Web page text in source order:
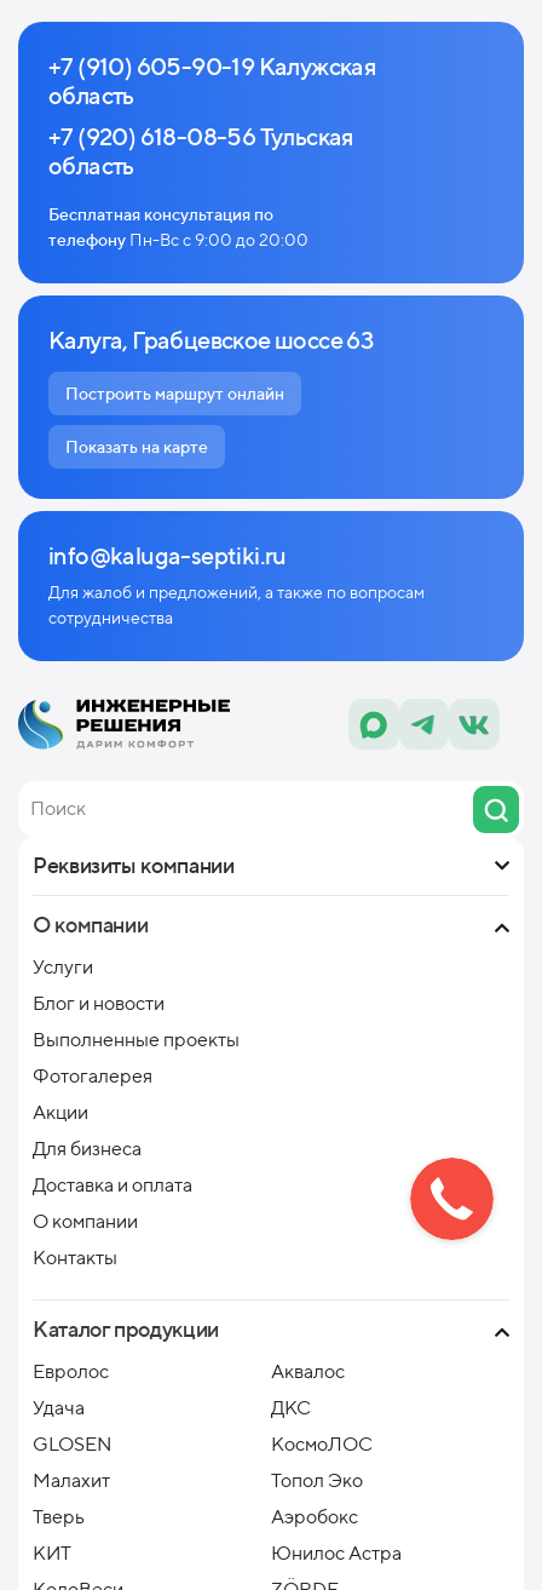
+7 (910) 605-90-19 Калужская
область
+7 (920) 618-08-56 Тульская
область
Бесплатная консультация по
телефону Пн-Вс с 9:00 до 20:00
Калуга, Грабцевское шоссе 63
Построить маршрут онлайн
Показать на карте
info@kaluga-septiki.ru
Для жалоб и предложений, а также по вопросам
сотрудничества
Реквизиты компании
О компании
Услуги
Блог и новости
Выполненные проекты
Фотогалерея
Акции
Для бизнеса
Доставка и оплата
О компании
Контакты
Каталог продукции
Евролос
Аквалос
Удача
ДКС
GLOSEN
КосмоЛОС
Малахит
Топол Эко
Тверь
Аэробокс
КИТ
Юнилос Астра